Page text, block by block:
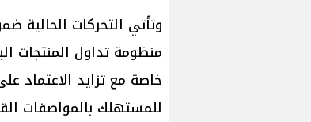
وتأتي التحركات الحالية
منظومة تداول المنتجات
خاصة مع تزايد الاعتماد
للمستهلك بالمواصفات